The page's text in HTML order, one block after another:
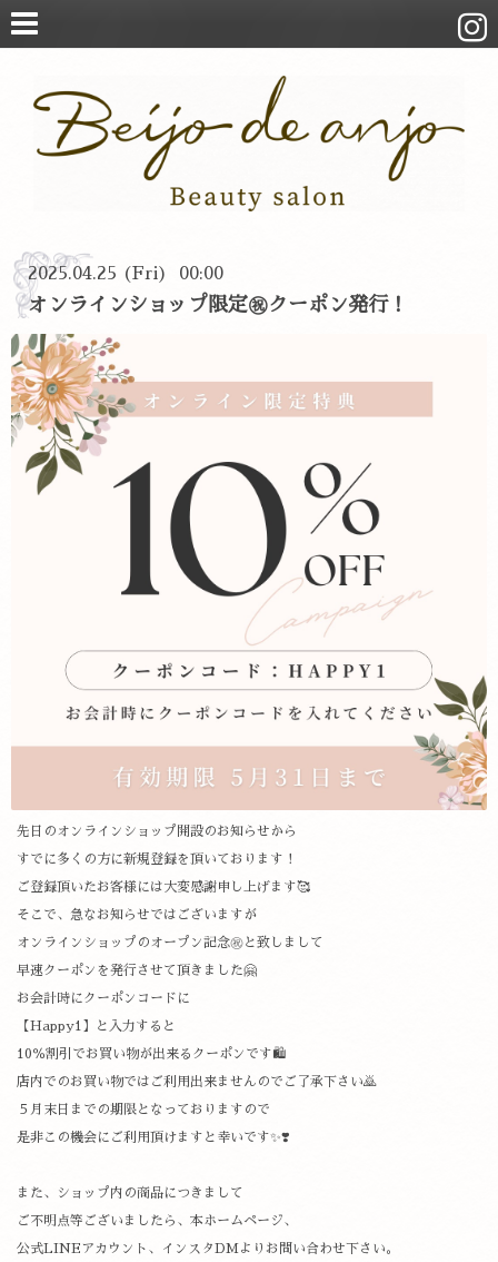
2025.04.25 (Fri) 00:00
オンラインショップ限定㊗️クーポン発行！
先日のオンラインショップ開設のお知らせから
すでに多くの方に新規登録を頂いております！
ご登録頂いたお客様には大変感謝申し上げます🥰
そこで、急なお知らせではございますが
オンラインショップのオープン記念㊗️と致しまして
早速クーポンを発行させて頂きました🤗
お会計時にクーポンコードに
【Happy1】と入力すると
10％割引でお買い物が出来るクーポンです🛍️
店内でのお買い物ではご利用出来ませんのでご了承下さい🙇
５月末日までの期限となっておりますので
是非この機会にご利用頂けますと幸いです✨❣️
また、ショップ内の商品につきまして
ご不明点等ございましたら、本ホームページ、
公式LINEアカウント、インスタDMよりお問い合わせ下さい。